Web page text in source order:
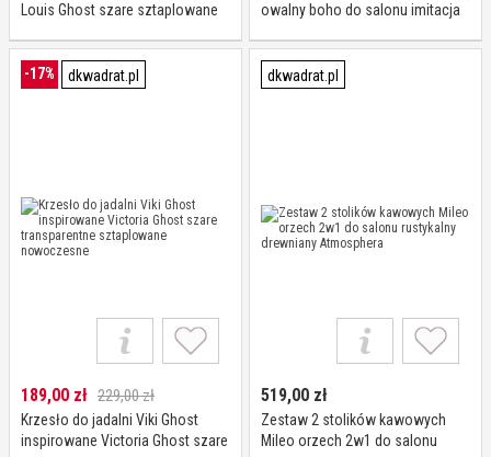
Louis Ghost szare sztaplowane
owalny boho do salonu imitacja
-17% dkwadrat.pl
189,00 zł 229,00 zł
Krzesło do jadalni Viki Ghost
inspirowane Victoria Ghost szare
dkwadrat.pl
519,00 zł
Zestaw 2 stolików kawowych
Mileo orzech 2w1 do salonu